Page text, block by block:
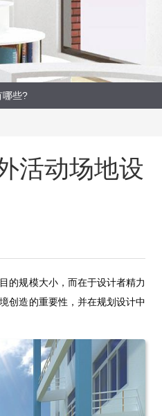
哪些?
活动场地设
的规模大小，而在于设计者精力
创造的重要性，并在规划设计中